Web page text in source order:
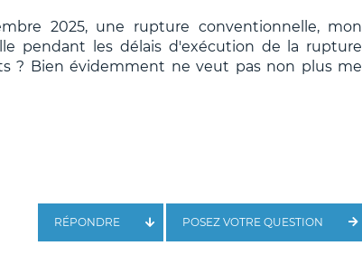
2025, une rupture conventionnelle, mon
pendant les délais d'exécution de la rupture
? Bien évidemment ne veut pas non plus me
POSEZ VOTRE QUESTION
RÉPONDRE